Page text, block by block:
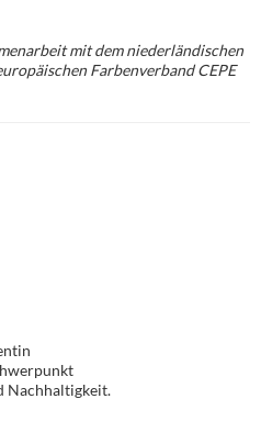
mit dem niederländischen
Farbenverband CEPE
Nachhaltigkeit.